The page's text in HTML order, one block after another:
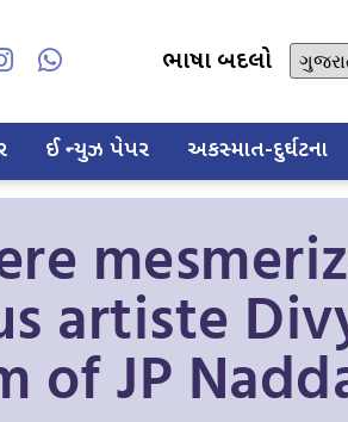
ભાષા બદલો
ઈ ન્યુઝ પેપર અકસ્માત-દુર્ઘટના
artiste
of JP